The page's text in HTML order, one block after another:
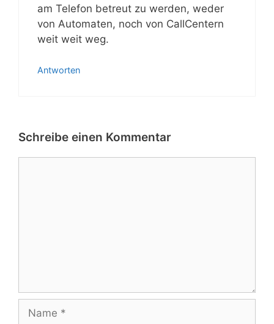
am Telefon betreut zu werden, weder
von Automaten, noch von CallCentern
weit weit weg.
Antworten
Schreibe einen Kommentar